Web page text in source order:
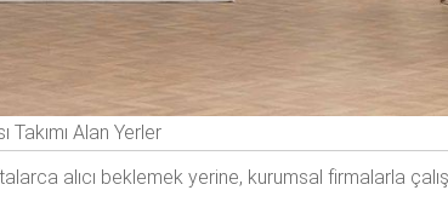
Takımı Alan Yerler
alıcı beklemek yerine, kurumsal firmalarla